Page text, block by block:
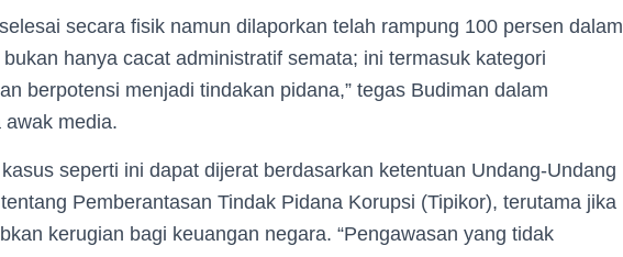
secara fisik namun dilaporkan telah rampung 100 persen dalam
hanya cacat administratif semata; ini termasuk kategori
berpotensi menjadi tindakan pidana,” tegas Budiman dalam
awak media.
seperti ini dapat dijerat berdasarkan ketentuan Undang-Undang
Pemberantasan Tindak Pidana Korupsi (Tipikor), terutama jika
kerugian bagi keuangan negara. “Pengawasan yang tidak